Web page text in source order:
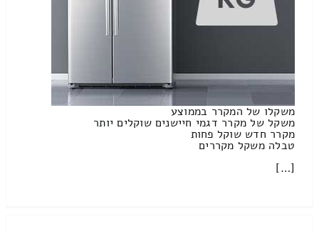
משקלו של המקרר בממוצע
משקל של מקרר דגמי חיישנים שוקלים יותר
מקרר חדש שוקל פחות
טבלה משקל מקררים
[…]